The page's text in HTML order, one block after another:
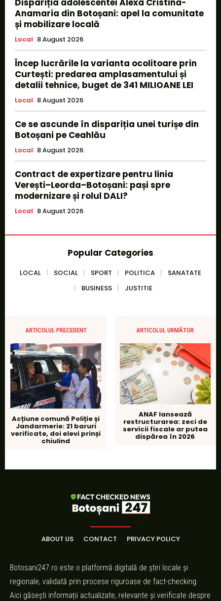
Dispariția adolescentei Alexa Cristina-
Anamaria din Botoșani: apel la comunitate
și mobilizare locală
Local 8 August 2026
Încep lucrările la varianta ocolitoare prin
Curtești: predarea amplasamentului și
detalii tehnice, buget de 341 MILIOANE LEI
Local 8 August 2026
Ce se ascunde în dispariția unei turișe din
Botoșani pe Ceahlău
Local 8 August 2026
Contract de expertizare pentru linia
Verești–Leorda–Botoșani: pași spre
modernizare și rolul DALI?
Local 8 August 2026
Popular Categories
LOCAL SOCIAL SPORT POLITICA
SANATATE
BUSINESS
JUSTITIE
ARTICOLUL PRECEDENT
Acțiune comună Poliție și
Jandarmerie: 21 baruri
verificate, doi elevi prinși
chiulind
ARTICOLUL URMĂTOR
ANAF lansează
restructurarea: zeci de
servicii fiscale ar putea
dispărea în 2026
ABOUT US CONTACT PRIVACY POLICY
Botosani247.ro este o platformă digitală de știri locale și
regionale, validată prin procese riguroase de fact-checking.
Aici găsești informații actualizate, relevante și verificate despre